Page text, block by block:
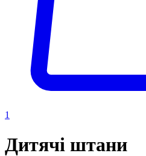
1
Дитячі штани